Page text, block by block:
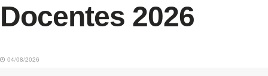
Docentes 2026
04/08/2026